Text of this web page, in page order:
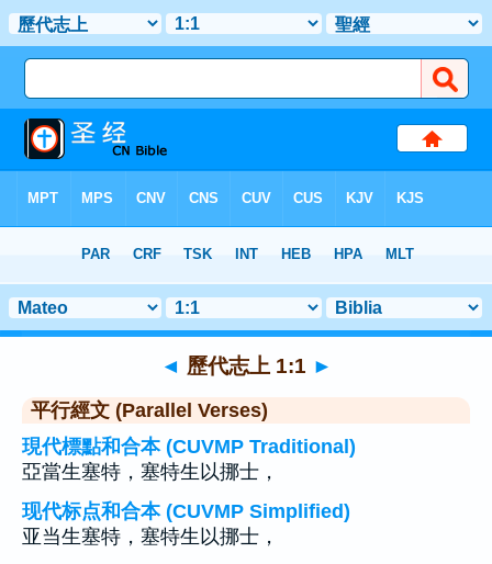
> 聖經金句 1
◄ 歷代志上 1:1 ►
平行經文 (Parallel Verses)
現代標點和合本 (CUVMP Traditional)
亞當生塞特，塞特生以挪士，
现代标点和合本 (CUVMP Simplified)
亚当生塞特，塞特生以挪士，